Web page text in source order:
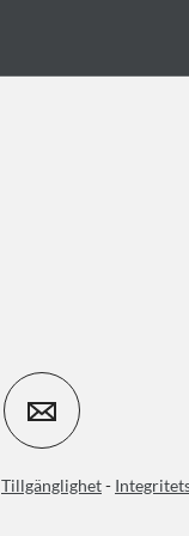
Tillgänglighet-